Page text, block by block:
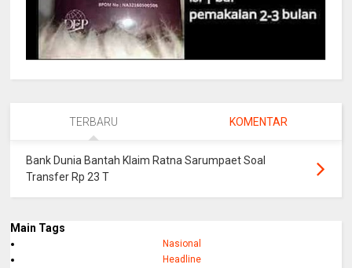
TERBARU KOMENTAR
Bank Dunia Bantah Klaim Ratna Sarumpaet Soal
Transfer Rp 23 T
Main Tags
Nasional
Headline